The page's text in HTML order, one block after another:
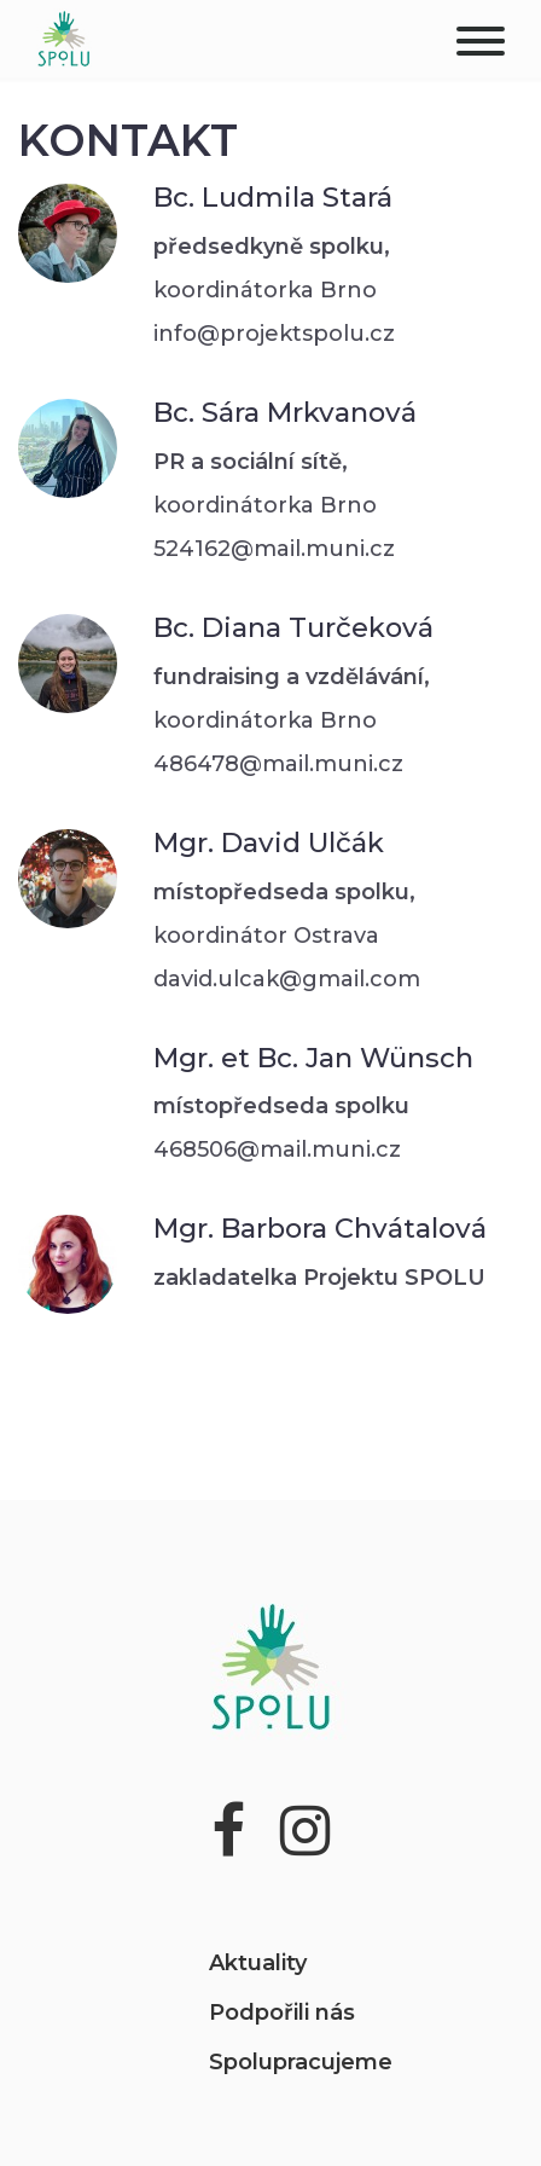
PODPOŘTE NÁS
PŮSOBIŠTĚ
PROFESIONÁLOVÉ
STUDENTI
KONTAKT
Bc. Ludmila Stará
předsedkyně spolku,
koordinátorka Brno
info@projektspolu.cz
Bc. Sára Mrkvanová
PR a sociální sítě,
koordinátorka Brno
524162@mail.muni.cz
Bc. Diana Turčeková
fundraising a vzdělávání,
koordinátorka Brno
486478@mail.muni.cz
Mgr. David Ulčák
místopředseda spolku,
koordinátor Ostrava
david.ulcak@gmail.com
Mgr. et Bc. Jan Wünsch
místopředseda spolku
468506@mail.muni.cz
Mgr. Barbora Chvátalová
zakladatelka Projektu SPOLU
Aktuality
Podpořili nás
Spolupracujeme